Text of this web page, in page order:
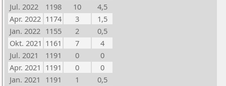
Jul. 2022
1198 10
4,5
Apr. 2022 1174 3
1,5
Jan. 2022 1155 2
0,5
Okt. 2021 1161 7
4
Jul. 2021
1191 0
0
Apr. 2021 1191 0
0
Jan. 2021
1191 1
0,5